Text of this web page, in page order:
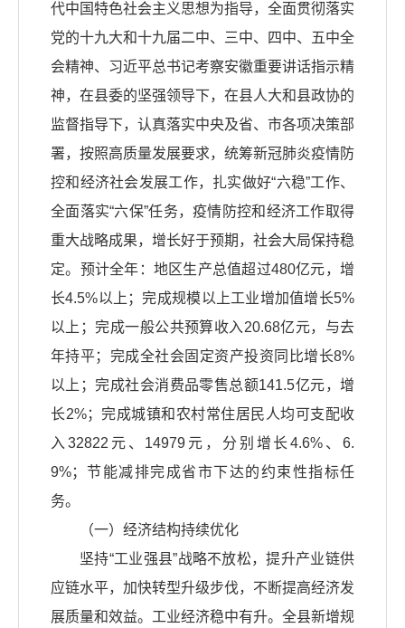
代中国特色社会主义思想为指导，全面贯彻落实
党的十九大和十九届二中、三中、四中、五中全
会精神、习近平总书记考察安徽重要讲话指示精
神，在县委的坚强领导下，在县人大和县政协的
监督指导下，认真落实中央及省、市各项决策部
署，按照高质量发展要求，统筹新冠肺炎疫情防
控和经济社会发展工作，扎实做好“六稳”工作、
全面落实“六保”任务，疫情防控和经济工作取得
重大战略成果，增长好于预期，社会大局保持稳
定。预计全年：地区生产总值超过480亿元，增
长4.5%以上；完成规模以上工业增加值增长5%
以上；完成一般公共预算收入20.68亿元，与去
年持平；完成全社会固定资产投资同比增长8%
以上；完成社会消费品零售总额141.5亿元，增
长2%；完成城镇和农村常住居民人均可支配收
入32822元、14979元，分别增长4.6%、6.
9%；节能减排完成省市下达的约束性指标任
务。
（一）经济结构持续优化
坚持“工业强县”战略不放松，提升产业链供
应链水平，加快转型升级步伐，不断提高经济发
展质量和效益。工业经济稳中有升。全县新增规